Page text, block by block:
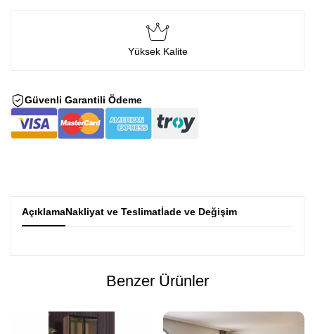
Yüksek Kalite
Güvenli Garantili Ödeme
AçıklamaNakliyat ve Teslimatİade ve Değişim
Benzer Ürünler